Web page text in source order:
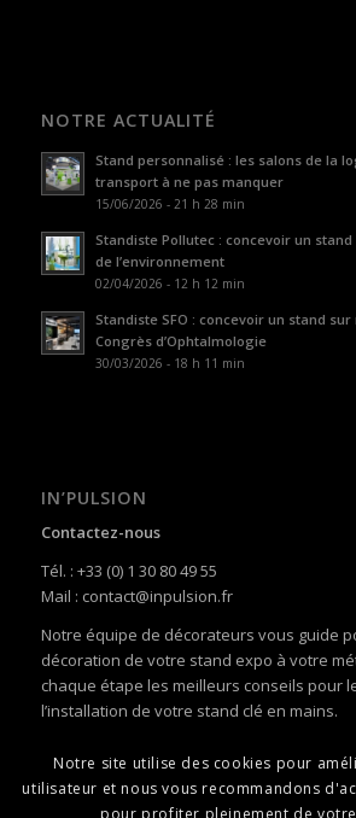
NOTRE ACTUALITÉ
Stand personnalisé : les salons de la
transport à ne pas manquer
15/06/2026 - 21 h 28 min
Standiste Pollutec : concevoir un
de l’environnement
02/04/2026 - 12 h 12 min
Standiste SFO : concevoir un stand
Congrès d’Ophtalmologie
30/03/2026 - 18 h 11 min
IN’PULSION
Contactez-nous
Tél. : +33 (0) 1 30 80 49 55
Mail : contact@inpulsion.fr
Notre équipe de décorateurs vous guide
décoration de votre stand expo à votre
chaque étape les meilleurs conseils pour
l’installation de votre stand clé en mains.
Notre site utilise des cookies pour
utilisateur et nous vous recommandons